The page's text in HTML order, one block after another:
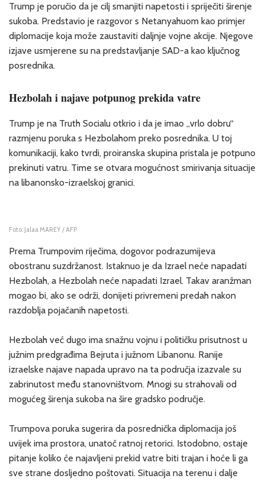
Trump je poručio da je cilj smanjiti napetosti i spriječiti širenje
sukoba. Predstavio je razgovor s Netanyahuom kao primjer
diplomacije koja može zaustaviti daljnje vojne akcije. Njegove
izjave usmjerene su na predstavljanje SAD-a kao ključnog
posrednika.
Hezbolah i najave potpunog prekida vatre
Trump je na Truth Socialu otkrio i da je imao „vrlo dobru“
razmjenu poruka s Hezbolahom preko posrednika. U toj
komunikaciji, kako tvrdi, proiranska skupina pristala je potpuno
prekinuti vatru. Time se otvara mogućnost smirivanja situacije
na libanonsko-izraelskoj granici.
Foto: Jalaa MAREY / AFP
Prema Trumpovim riječima, dogovor podrazumijeva
obostranu suzdržanost. Istaknuo je da Izrael neće napadati
Hezbolah, a Hezbolah neće napadati Izrael. Takav aranžman
mogao bi, ako se održi, donijeti privremeni predah nakon
razdoblja pojačanih napetosti.
Hezbolah već dugo ima snažnu vojnu i političku prisutnost u
južnim predgrađima Bejruta i južnom Libanonu. Ranije
izraelske najave napada upravo na ta područja izazvale su
zabrinutost među stanovništvom. Mnogi su strahovali od
mogućeg širenja sukoba na šire gradsko područje.
Trumpova poruka sugerira da posrednička diplomacija još
uvijek ima prostora, unatoč ratnoj retorici. Istodobno, ostaje
pitanje koliko će najavljeni prekid vatre biti trajan i hoće li ga
sve strane dosljedno poštovati. Situacija na terenu i dalje